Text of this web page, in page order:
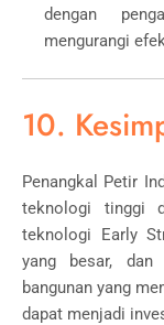
dengan
mengurangi
10.
Penangkal Petir
teknologi tinggi
teknologi Early
yang besar,
bangunan yang
dapat menjadi